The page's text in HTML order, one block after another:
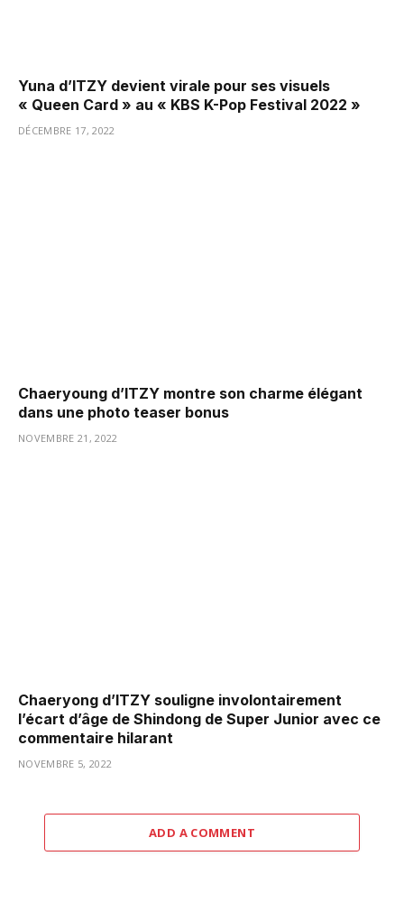
Yuna d’ITZY devient virale pour ses visuels
« Queen Card » au « KBS K-Pop Festival 2022 »
DÉCEMBRE 17, 2022
Chaeryoung d’ITZY montre son charme élégant
dans une photo teaser bonus
NOVEMBRE 21, 2022
Chaeryong d’ITZY souligne involontairement
l’écart d’âge de Shindong de Super Junior avec ce
commentaire hilarant
NOVEMBRE 5, 2022
ADD A COMMENT